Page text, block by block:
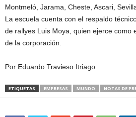
Montmeló, Jarama, Cheste, Ascari,
La escuela cuenta con el respaldo
de rallyes Luis Moya, quien ejerce como
de la corporación.
Por Eduardo Travieso Itriago
ETIQUETAS EMPRESAS MUNDO NOTAS DE